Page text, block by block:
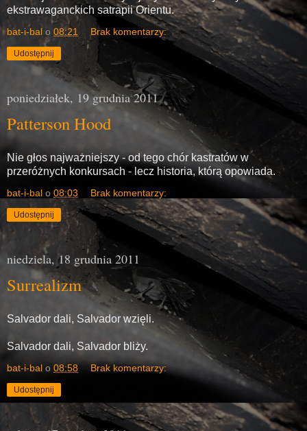
ekstrawaganckich satrapii Orientu.
bat-i-bal o 08:21 Brak komentarzy:
Udostępnij
poniedziałek, 19 grudnia 2011
Patterson Hood
Nie głos najważniejszy - od tego chór kastratów w
przeróżnych konkursach - lecz historia, którą opowiada.
bat-i-bal o 08:03 Brak komentarzy:
Udostępnij
niedziela, 18 grudnia 2011
Surrealizm
Salvador dali, Salvador wzięli.
Salvador dali, Salvador bliży.
bat-i-bal o 08:58 Brak komentarzy:
Udostępnij